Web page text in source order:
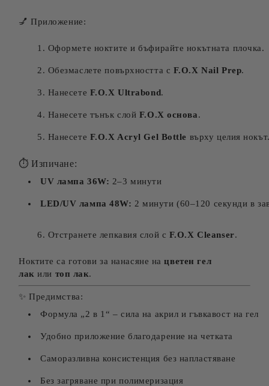
💅 Приложение:
Оформете ноктите и бъфирайте нокътната плочка.
Обезмаслете повърхността с F.O.X Nail Prep.
Нанесете F.O.X Ultrabond.
Нанесете тънък слой F.O.X основа.
Нанесете F.O.X Acryl Gel Bottle върху целия
⏱ Изпичане:
UV лампа 36W: 2–3 минути
LED/UV лампа 48W: 2 минути (60–120 секунди в
Отстранете лепкавия слой с F.O.X Cleanser.
Ноктите са готови за нанасяне нацветен гел
лак или топ лак.
✨ Предимства:
Формула „2 в 1“ – сила на акрил и гъвкавост на гел
Удобно приложение благодарение на четката
Саморазливна консистенция без напластяване
Без загряване при полимеризация